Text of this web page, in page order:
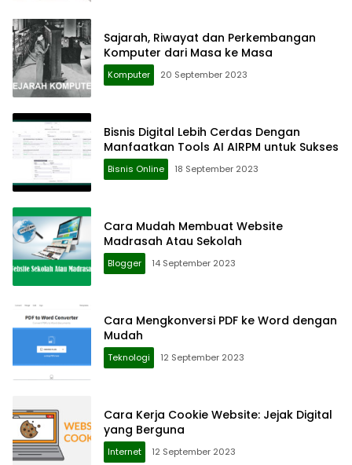
Sajarah, Riwayat dan Perkembangan
Komputer dari Masa ke Masa
Komputer 20 September 2023
Bisnis Digital Lebih Cerdas Dengan
Manfaatkan Tools AI AIRPM untuk Sukses
Bisnis Online 18 September 2023
Cara Mudah Membuat Website
Madrasah Atau Sekolah
Blogger 14 September 2023
Cara Mengkonversi PDF ke Word dengan
Mudah
Teknologi 12 September 2023
Cara Kerja Cookie Website: Jejak Digital
yang Berguna
Internet 12 September 2023